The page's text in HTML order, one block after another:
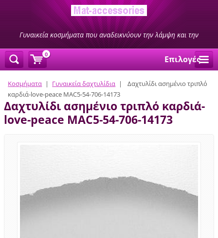
Γυναικεία κοσμήματα που αναδεικνύουν την λάμψη και την
ομορφιά σας
Επιλογές
Κοσμήματα | Γυναικεία δαχτυλίδια |
Δαχτυλίδι ασημένιο τριπλό
καρδιά-love-peace MAC5-54-706-14173
Δαχτυλίδι ασημένιο τριπλό καρδιά-
love-peace MAC5-54-706-14173
0